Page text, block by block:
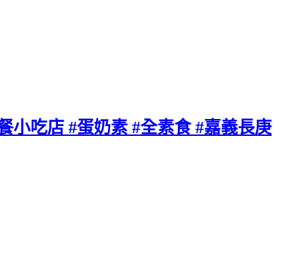
小吃店 #蛋奶素 #全素食 #嘉義長庚